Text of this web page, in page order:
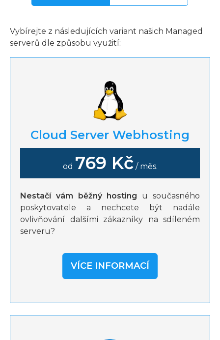
Vybírejte z následujících variant našich Managed
serverů dle způsobu využití:
Cloud Server Webhosting
od 769 Kč/ měs.
Nestačí vám běžný hosting u současného
poskytovatele a nechcete být nadále
ovlivňování dalšími zákazníky na sdíleném
serveru?
VÍCE INFORMACÍ